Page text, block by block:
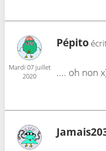
Mardi 07 juillet
2020
Pépito
.... oh non